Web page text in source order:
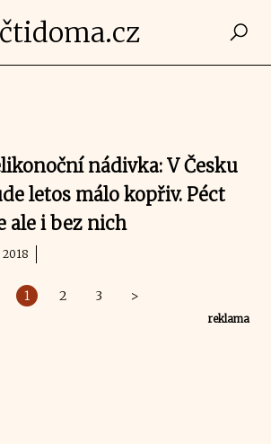
čtidoma.cz
nádivka: V Česku
letos málo kopřiv. Péct
ale i bez nich
2018
1 2 3 >
reklama